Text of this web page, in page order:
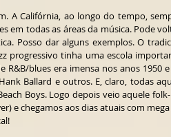
A Califórnia, ao longo do tempo,
em todas as áreas da música. Pode
Posso dar alguns exemplos. O
progressivo tinha uma escola
R&B/blues era imensa nos anos 1950
Ballard e outros. E, claro, todas
Boys. Logo depois veio aquele
e chegamos aos dias atuais com